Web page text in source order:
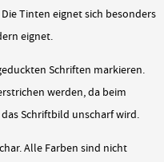
Tinten eignet sich besonders
eignet.
Schriften markieren.
werden, da beim
Schriftbild unscharf wird.
Alle Farben sind nicht